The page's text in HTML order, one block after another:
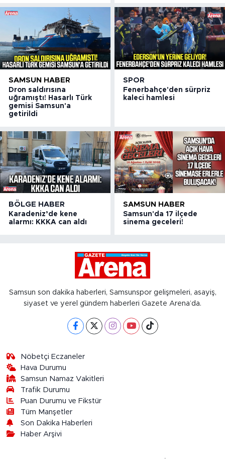
SAMSUN HABER
Dron saldırısına
uğramıştı! Hasarlı Türk
gemisi Samsun'a
getirildi
SPOR
Fenerbahçe'den sürpriz
kaleci hamlesi
BÖLGE HABER
Karadeniz’de kene
alarmı: KKKA can aldı
SAMSUN HABER
Samsun'da 17 ilçede
sinema geceleri!
Samsun son dakika haberleri, Samsunspor gelişmeleri, asayiş,
siyaset ve yerel gündem haberleri Gazete Arena’da.
Nöbetçi Eczaneler
Hava Durumu
Samsun Namaz Vakitleri
Trafik Durumu
Puan Durumu ve Fikstür
Tüm Manşetler
Son Dakika Haberleri
Haber Arşivi